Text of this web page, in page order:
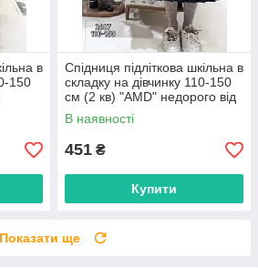
в
150
Спідниця підліткова шкільна в
складку на дівчинку 110-150
см (2 кв) "AMD" недорого від
прямого постачальника
В наявності
451 ₴
Купити
Показати ще